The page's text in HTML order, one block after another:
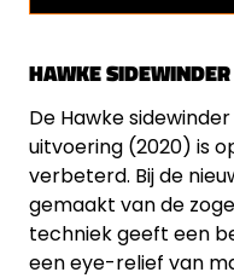
HAWKE
De Hawke
uitvoering (2020) is
verbeterd. Bij de
gemaakt van de
techniek geeft een
een eye-relief van